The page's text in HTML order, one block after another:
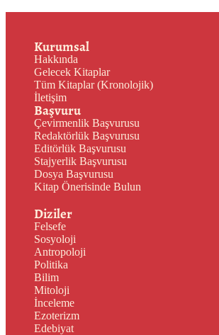
Kurumsal
Hakkında
Gelecek Kitaplar
Tüm Kitaplar (Kronolojik)
İletişim
Başvuru
Çevirmenlik Başvurusu
Redaktörlük Başvurusu
Editörlük Başvurusu
Stajyerlik Başvurusu
Dosya Başvurusu
Kitap Önerisinde Bulun
Diziler
Felsefe
Sosyoloji
Antropoloji
Politika
Bilim
Mitoloji
İnceleme
Ezoterizm
Edebiyat